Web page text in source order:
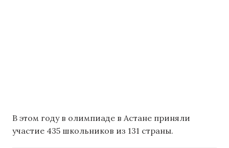
В этом году в олимпиаде в Астане приняли
участие 435 школьников из 131 страны.